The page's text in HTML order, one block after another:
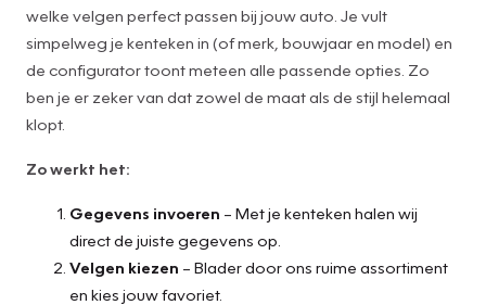
welke velgen perfect passen bij jouw auto. Je vult
simpelweg je kenteken in (of merk, bouwjaar en model) en
de configurator toont meteen alle passende opties. Zo
ben je er zeker van dat zowel de maat als de stijl helemaal
klopt.
Zo werkt het:
Gegevens invoeren – Met je kenteken halen wij
direct de juiste gegevens op.
Velgen kiezen – Blader door ons ruime assortiment
en kies jouw favoriet.